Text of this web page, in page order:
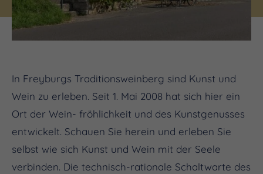
In Freyburgs Traditionsweinberg sind Kunst und
Wein zu erleben. Seit 1. Mai 2008 hat sich hier ein
Ort der Wein- fröhlichkeit und des Kunstgenusses
entwickelt. Schauen Sie herein und erleben Sie
selbst wie sich Kunst und Wein mit der Seele
verbinden. Die technisch-rationale Schaltwarte des